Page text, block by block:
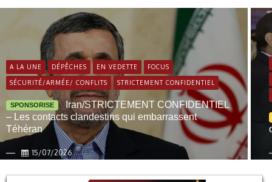
A LA UNE DÉPÊCHES EN VEDETTE FOCUS
SÉCURITÉ/ARMÉE/ CONFLITS STRICTEMENT CONFIDENTIEL
SPONSORISE
Iran/STRICTEMENT CONFIDENTIEL
– Les contacts clandestins qui embarrassent
Téhéran
15/07/2026